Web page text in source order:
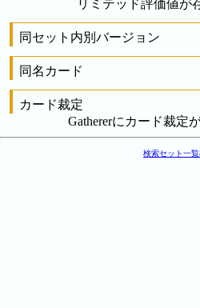
リミテッド評価値が
同セット内別バージョン
同名カード
カード裁定
Gathererにカード裁定
検索セット一覧